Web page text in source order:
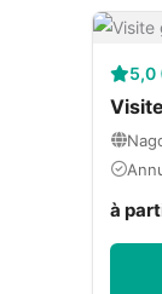
5,0
à